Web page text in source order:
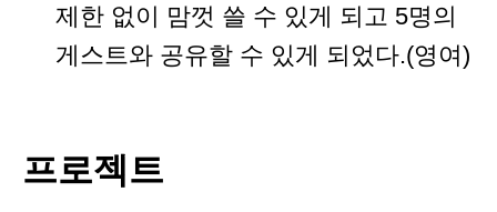
제한 없이 맘껏 쓸 수 있게 되고 5명의
게스트와 공유할 수 있게 되었다.(영여)
프로젝트